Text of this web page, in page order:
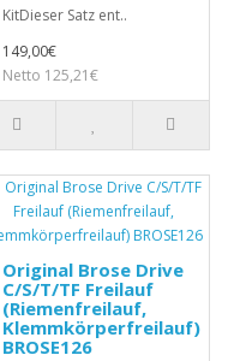
KitDieser Satz ent..
149,00€
Netto 125,21€
Original Brose Drive
C/S/T/TF Freilauf
(Riemenfreilauf,
Klemmkörperfreilauf)
BROSE126